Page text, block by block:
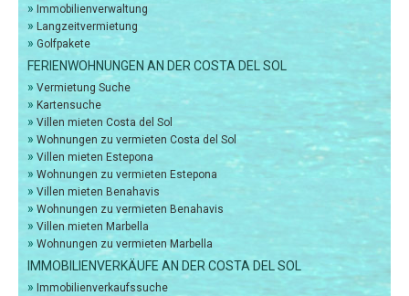
» Immobilienverwaltung
» Langzeitvermietung
» Golfpakete
FERIENWOHNUNGEN AN DER COSTA DEL SOL
» Vermietung Suche
» Kartensuche
» Villen mieten Costa del Sol
» Wohnungen zu vermieten Costa del Sol
» Villen mieten Estepona
» Wohnungen zu vermieten Estepona
» Villen mieten Benahavis
» Wohnungen zu vermieten Benahavis
» Villen mieten Marbella
» Wohnungen zu vermieten Marbella
IMMOBILIENVERKÄUFE AN DER COSTA DEL SOL
» Immobilienverkaufssuche